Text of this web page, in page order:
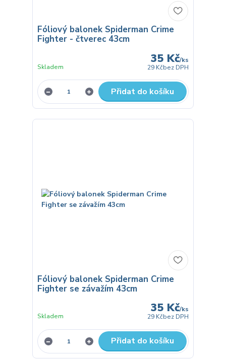
Fóliový balonek Spiderman Crime
Fighter - čtverec 43cm
35 Kč/ks
29 Kčbez DPH
Skladem
Přidat do košíku
Fóliový balonek Spiderman Crime
Fighter se závažím 43cm
35 Kč/ks
29 Kčbez DPH
Skladem
Přidat do košíku